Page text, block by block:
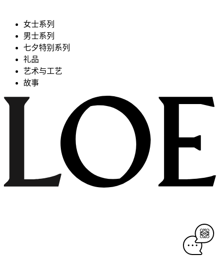
女士系列
男士系列
七夕特别系列
礼品
艺术与工艺
故事